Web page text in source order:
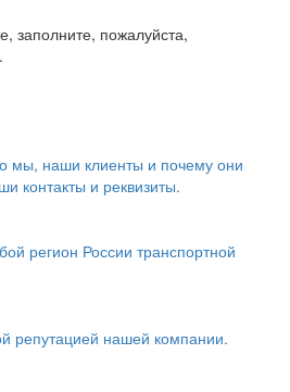
заполните, пожалуйста,
мы, наши клиенты и почему они
контакты и реквизиты.
регион России транспортной
репутацией нашей компании.